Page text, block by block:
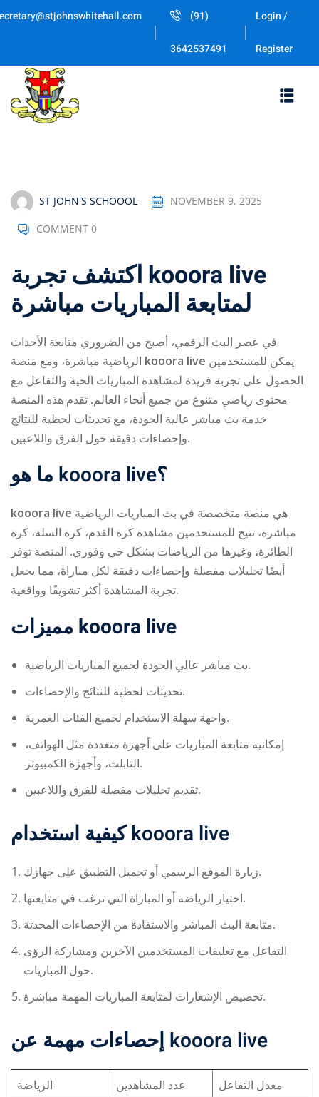
Skip
(91)
3642537491
Login /
Register
ST JOHN'S SCHOOOL NOVEMBER 9, 2025
COMMENT 0
اكتشف تجربة kooora live
لمتابعة المباريات مباشرة
في عصر البث الرقمي، أصبح من الضروري متابعة الأحداث
kooora live
الحصول على تجربة فريدة لمشاهدة المباريات الحية والتفاعل مع
محتوى رياضي متنوع من جميع أنحاء العالم. تقدم هذه المنصة
خدمة بث مباشر عالية الجودة، مع تحديثات لحظية للنتائج
وإحصاءات دقيقة حول الفرق واللاعبين.
kooora live؟
kooora live
مباشرة، تتيح للمستخدمين مشاهدة كرة القدم، كرة السلة، كرة
الطائرة، وغيرها من الرياضات بشكل حي وفوري. المنصة توفر
أيضًا تحليلات مفصلة وإحصاءات دقيقة لكل مباراة، مما يجعل
تجربة المشاهدة أكثر تشويقًا وواقعية.
kooora live
بث مباشر عالي الجودة لجميع المباريات الرياضية.
تحديثات لحظية للنتائج والإحصاءات.
واجهة سهلة الاستخدام لجميع الفئات العمرية.
إمكانية متابعة المباريات على أجهزة متعددة مثل الهواتف،
التابلت، وأجهزة الكمبيوتر.
تقديم تحليلات مفصلة للفرق واللاعبين.
كيفية استخدامkooora live
زيارة الموقع الرسمي أو تحميل التطبيق على جهازك.
اختيار الرياضة أو المباراة التي ترغب في متابعتها.
متابعة البث المباشر والاستفادة من الإحصاءات المحدثة.
التفاعل مع تعليقات المستخدمين الآخرين ومشاركة الرؤى
حول المباريات.
تخصيص الإشعارات لمتابعة المباريات المهمة مباشرة.
kooora live
الرياضة عدد المشاهدين
معدل التفاعل